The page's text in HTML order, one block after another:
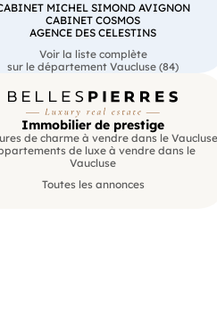
MICHEL SIMOND AVIGNON
CABINET COSMOS
AGENCE DES CELESTINS
Voir la liste complète
sur le département Vaucluse (84)
Immobilier de prestige
de charme à vendre dans le Vaucluse
de luxe à vendre dans le
Vaucluse
Toutes les annonces